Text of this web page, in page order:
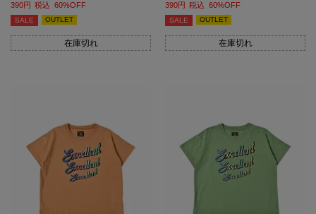
390
税込 60%OFF
SALE OUTLET
在庫切れ
390
税込 60%OFF
SALE OUTLET
在庫切れ